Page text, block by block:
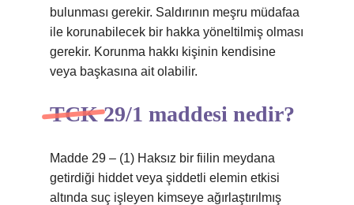
bulunması gerekir. Saldırının meşru müdafaa
ile korunabilecek bir hakka yöneltilmiş olması
gerekir. Korunma hakkı kişinin kendisine
veya başkasına ait olabilir.
TCK 29/1 maddesi nedir?
Madde 29 – (1) Haksız bir fiilin meydana
getirdiği hiddet veya şiddetli elemin etkisi
altında suç işleyen kimseye ağırlaştırılmış